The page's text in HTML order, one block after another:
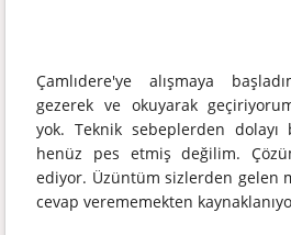
Çamlıdere'ye alışmaya
gezerek ve okuyarak
yok. Teknik sebeplerden dolayı
henüz pes etmiş değilim.
ediyor. Üzüntüm sizlerden gelen
cevap verememekten